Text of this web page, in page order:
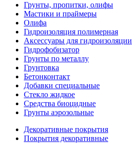
Грунты, пропитки, олифы
Мастики и праймеры
Олифа
Гидроизоляция полимерная
Аксессуары для гидроизоляции
Гидрофобизатор
Грунты по металлу
Грунтовка
Бетонконтакт
Добавки специальные
Стекло жидкое
Средства биоцидные
Грунты аэрозольные
Декоративные покрытия
Покрытия декоративные